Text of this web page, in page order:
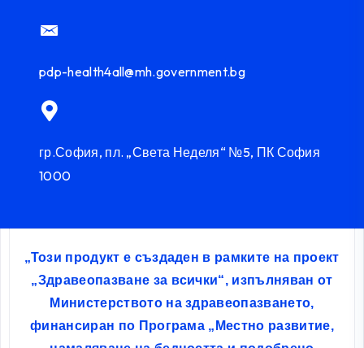
pdp-health4all@mh.government.bg
гр.София, пл. „Света Неделя“ №5, ПК София
1000
„Този продукт е създаден в рамките на проект
„Здравеопазване за всички“, изпълняван от
Министерството на здравеопазването,
финансиран по Програма „Местно развитие,